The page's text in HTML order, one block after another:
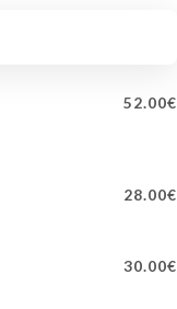
52.00€
28.00€
30.00€